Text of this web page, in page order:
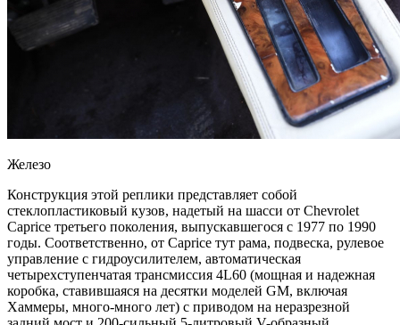
Железо​
Конструкция этой реплики представляет собой
стеклопластиковый кузов, надетый на шасси от Chevrolet
Caprice третьего поколения, выпускавшегося с 1977 по 1990
годы. Соответственно, от Caprice тут рама, подвеска, рулевое
управление с гидроусилителем, автоматическая
четырехступенчатая трансмиссия 4L60 (мощная и надежная
коробка, ставившаяся на десятки моделей GM, включая
Хаммеры, много-много лет) с приводом на неразрезной